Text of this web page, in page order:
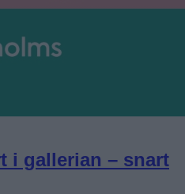
i gallerian – snart